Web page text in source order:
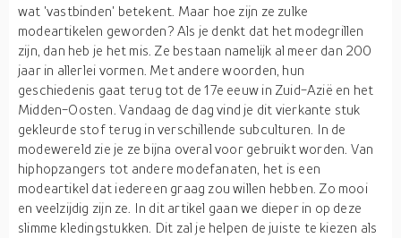
wat 'vastbinden' betekent. Maar hoe zijn ze zulke
modeartikelen geworden? Als je denkt dat het modegrillen
zijn, dan heb je het mis. Ze bestaan namelijk al meer dan 200
jaar in allerlei vormen. Met andere woorden, hun
geschiedenis gaat terug tot de 17e eeuw in Zuid-Azië en het
Midden-Oosten. Vandaag de dag vind je dit vierkante stuk
gekleurde stof terug in verschillende subculturen. In de
modewereld zie je ze bijna overal voor gebruikt worden. Van
hiphopzangers tot andere modefanaten, het is een
modeartikel dat iedereen graag zou willen hebben. Zo mooi
en veelzijdig zijn ze. In dit artikel gaan we dieper in op deze
slimme kledingstukken. Dit zal je helpen de juiste te kiezen als